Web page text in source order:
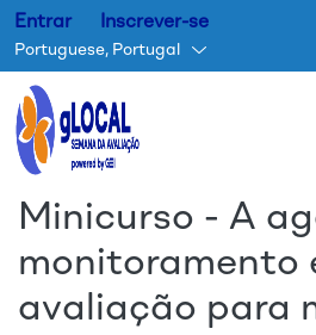
Entrar Inscrever-se
Portuguese, Portugal
Minicurso - A
monitoramento
avaliação para